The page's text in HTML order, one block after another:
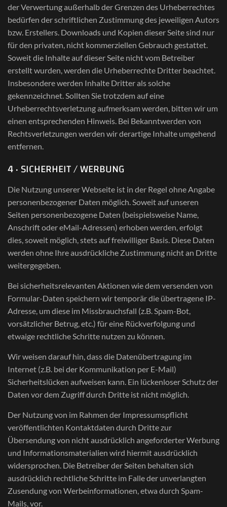
der Verwertung außerhalb der Grenzen des Urheberrechtes
bedürfen der schriftlichen Zustimmung des jeweiligen Autors
bzw. Erstellers. Downloads und Kopien dieser Seite sind nur
für den privaten, nicht kommerziellen Gebrauch gestattet.
Soweit die Inhalte auf dieser Seite nicht vom Betreiber
erstellt wurden, werden die Urheberrechte Dritter beachtet.
Insbesondere werden Inhalte Dritter als solche
gekennzeichnet. Sollten Sie trotzdem auf eine
Urheberrechtsverletzung aufmerksam werden, bitten wir um
einen entsprechenden Hinweis. Bei Bekanntwerden von
Rechtsverletzungen werden wir derartige Inhalte umgehend
entfernen.
4 · SICHERHEIT / WERBUNG
Die Nutzung unserer Webseite ist in der Regel ohne Angabe
personenbezogener Daten möglich. Soweit auf unseren
Seiten personenbezogene Daten (beispielsweise Name,
Anschrift oder eMail-Adressen) erhoben werden, erfolgt
dies, soweit möglich, stets auf freiwilliger Basis. Diese Daten
werden ohne Ihre ausdrückliche Zustimmung nicht an Dritte
weitergegeben.
Bei sicherheitsrelevanten Aktionen wie dem versenden von
Formular-Daten speichern wir temporär die übertragene IP-
Adresse, um diese im Missbrauchsfall (z.B. Spam-Bot,
vorsätzlicher Betrug, etc.) für eine Rückverfolgung und
etwaige rechtliche Schritte nutzen zu können.
Wir weisen darauf hin, dass die Datenübertragung im
Internet (z.B. bei der Kommunikation per E-Mail)
Sicherheitslücken aufweisen kann. Ein lückenloser Schutz der
Daten vor dem Zugriff durch Dritte ist nicht möglich.
Der Nutzung von im Rahmen der Impressumspflicht
veröffentlichten Kontaktdaten durch Dritte zur
Übersendung von nicht ausdrücklich angeforderter Werbung
und Informationsmaterialien wird hiermit ausdrücklich
widersprochen. Die Betreiber der Seiten behalten sich
ausdrücklich rechtliche Schritte im Falle der unverlangten
Zusendung von Werbeinformationen, etwa durch Spam-
Mails, vor.